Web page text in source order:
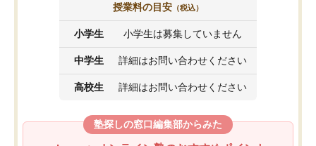
授業料の目安 （税込）
小学生 小学生は募集していません
中学生 詳細はお問い合わせください
高校生 詳細はお問い合わせください
塾探しの窓口編集部からみた